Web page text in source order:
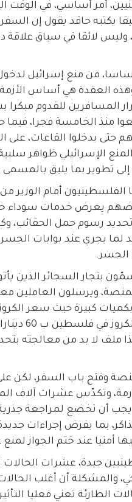
أمر أساسي، في الوقت
يكتبه حاقد يقول إن السفر
لائقا في سياق علاقة دم
العقدة هي أساس الأزمة،
المسافرين للقدوم
منذ الخامسة فجرا،
حتى يدخلوا القاعات،
الإسرائيلي ظواهر
أمام الوزير
يعرض خدمات سوداء
رسوم حمل الحقائب،
لما يجري عند بوابات
الجسر.
بتجار السجائر الذين
ويرسلون العاملين
بعد
ملف لا بد من معالجته
وفتح باب السفر، لكن
وتكدّس عشرات آلاف
يجب أن تخضع لمراجعة
بما يفرض إجراءات
أمنيا عند ختم الجواز
جيدة، عشرات الحالات
أن أغلب الحالات
الطارئة تعني فعليا